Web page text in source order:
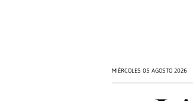
MIÉRCOLES 05 AGOSTO 2026